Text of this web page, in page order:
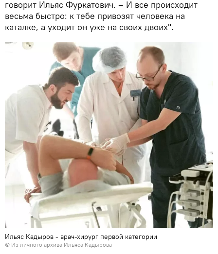
говорит Ильяс Фуркатович. – И все происходит
весьма быстро: к тебе привозят человека на
каталке, а уходит он уже на своих двоих".
Ильяс Кадыров - врач-хирург первой категории
© Из личного архива Ильяса Кадырова